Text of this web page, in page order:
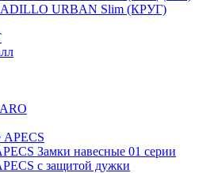
URBAN Slim (КРУГ)
Замки навесные 01 серии
с защитой дужки